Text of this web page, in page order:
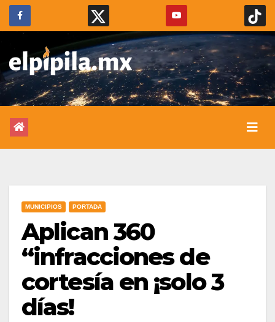
MUNICIPIOS PORTADA
Aplican 360
“infracciones de
cortesía en ¡solo 3
días!